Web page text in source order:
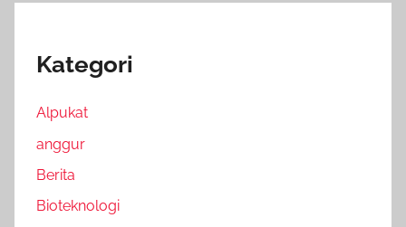
Kategori
Alpukat
anggur
Berita
Bioteknologi